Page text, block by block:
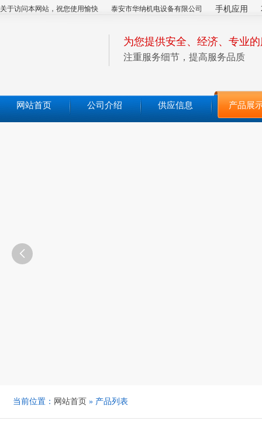
关于访问本网站，祝您使用愉快 泰安市华纳机电设备有限公司 手机应用
为您提供安全、经济、专业
注重服务细节，提高服务品质
网站首页 公司介绍 供应信息 产品展

当前位置： 网站首页 » 产品列表